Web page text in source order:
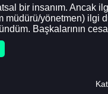
bir insanım. Ancak
müdürü/yönetmen) ilgi
Başkalarının